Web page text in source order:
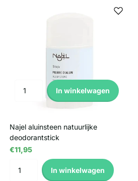
In winkelwagen
Najel aluinsteen natuurlijke
deodorantstick
€11,95
In winkelwagen